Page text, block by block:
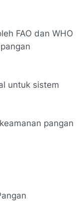
FAO dan WHO
untuk sistem
pangan